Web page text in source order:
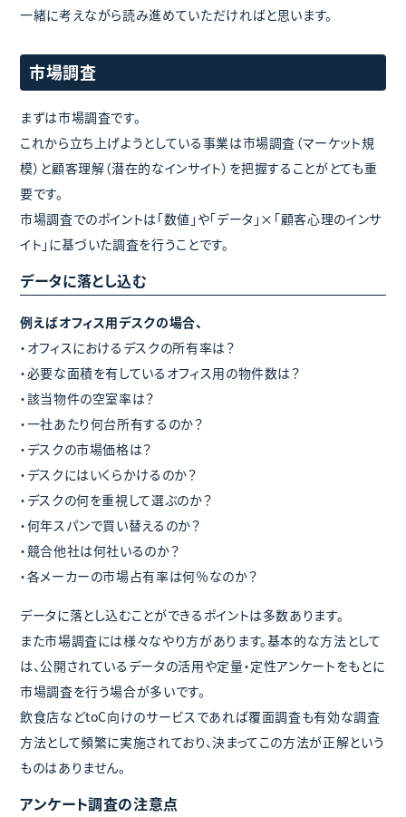
一緒に考えながら読み進めていただければと思います。
市場調査
まずは市場調査です。
これから立ち上げようとしている事業は市場調査（マーケット規
模）と顧客理解（潜在的なインサイト）を把握することがとても重
要です。
市場調査でのポイントは「数値」や「データ」×「顧客心理のインサ
イト」に基づいた調査を行うことです。
データに落とし込む
例えばオフィス用デスクの場合、
・オフィスにおけるデスクの所有率は？
・必要な面積を有しているオフィス用の物件数は？
・該当物件の空室率は？
・一社あたり何台所有するのか？
・デスクの市場価格は？
・デスクにはいくらかけるのか？
・デスクの何を重視して選ぶのか？
・何年スパンで買い替えるのか？
・競合他社は何社いるのか？
・各メーカーの市場占有率は何％なのか？
データに落とし込むことができるポイントは多数あります。
また市場調査には様々なやり方があります。基本的な方法として
は、公開されているデータの活用や定量・定性アンケートをもとに
市場調査を行う場合が多いです。
飲食店などtoC向けのサービスであれば覆面調査も有効な調査
方法として頻繁に実施されており、決まってこの方法が正解という
ものはありません。
アンケート調査の注意点